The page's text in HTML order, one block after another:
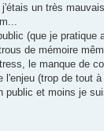
un très
(que je pratique
de mémoire
le manque de
l'enjeu (trop de tout à
public et moins je